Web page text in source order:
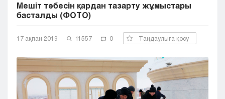
Караганда
Кокшетау
Кызылорда
Петропавловск
Семей
Талдыкорган
Мешіт төбесін қардан тазарту жұмыстары
басталды (ФОТО)
17 ақпан 2019 11557 0 Таңдаулыға қосу